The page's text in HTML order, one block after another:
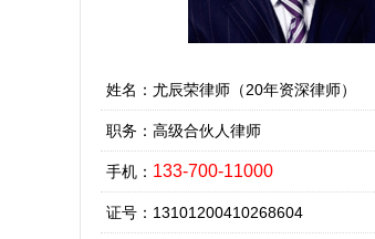
姓名：尤辰荣律师（20年资深律师）
职务：高级合伙人律师
手机： 133-700-11000
证号：13101200410268604